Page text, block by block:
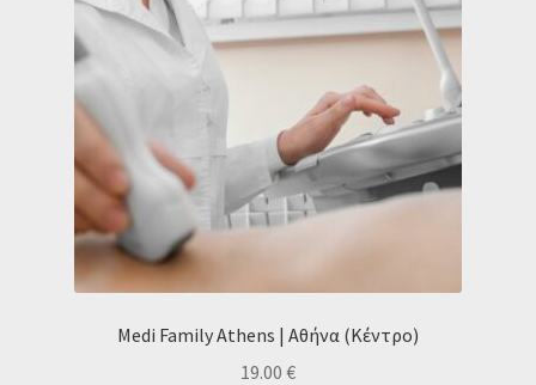
Medi Family Athens | Αθήνα (Κέντρο)
19.00 €